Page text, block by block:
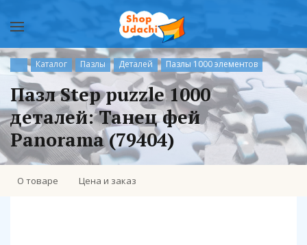
Каталог Пазлы Деталей Пазлы 1000 элементов
Пазл Step puzzle 1000
деталей: Танец фей
Panorama (79404)
О товаре Цена и заказ